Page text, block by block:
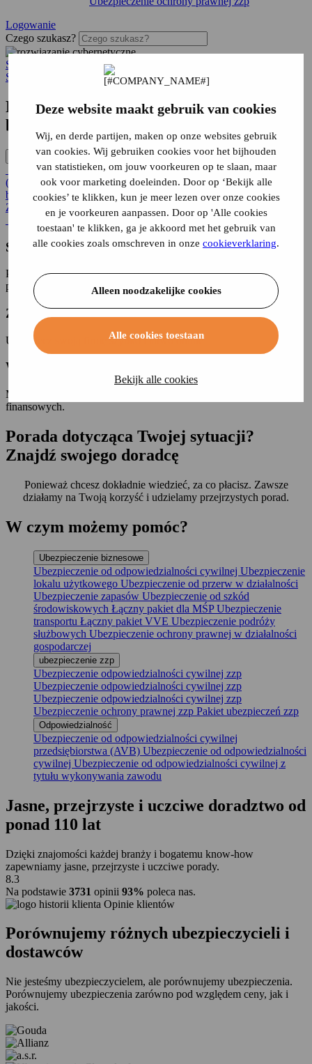
Deze website maakt gebruik van cookies
Wij, en derde partijen, maken op onze websites gebruik
van cookies. Wij gebruiken cookies voor het bijhouden
van statistieken, om jouw voorkeuren op te slaan, maar
ook voor marketing doeleinden. Door op ‘Bekijk alle
cookies’ te klikken, kun je meer lezen over onze cookies
en je voorkeuren aanpassen. Door op 'Alle cookies
toestaan' te klikken, ga je akkoord met het gebruik van
alle cookies zoals omschreven in onze cookieverklaring.
Alleen noodzakelijke cookies
Alle cookies toestaan
Bekijk alle cookies
Logowanie
Czego szukasz?
Strona główna
Strona główna
Porównaj izaoszczędźna ubezpieczeniu
biznesowym
Produkty Bezpośrednia organizacja
Ubezpieczenie od odpowiedzialności cywilnej dla przedsiębiorstw
(AVB)
Samochód służbowyubezpieczenie zzp Ubezpieczenie
biznesowe
Zobacz więcej
Chcę porady
Obsługa klientaKontakt Zgłaszanie uszkodzeń
Szeroka oferta.
Porównujemy wielu dostawców w celu uzyskania niezależnej
porady
Zorganizowane online.
Ubezpiecz swoją firmę szybko i łatwo online
Wszystko pod jednym dachem
Możemy pomóc we wszystkich stałych wydatkach i sprawach
finansowych.
Porada dotycząca Twojej sytuacji?
Znajdź swojego doradcę
Ponieważ chcesz dokładnie wiedzieć, za co płacisz. Zawsze
działamy na Twoją korzyść i udzielamy przejrzystych porad.
W czym możemy pomóc?
Ubezpieczenie biznesowe
Ubezpieczenie od odpowiedzialności cywilnej Ubezpieczenie
lokalu użytkowego Ubezpieczenie od przerw w działalności
Ubezpieczenie zapasów Ubezpieczenie od szkód
środowiskowych Łączny pakiet dla MŚPUbezpieczenie
transportu Łączny pakiet VVE Ubezpieczenie podróży
służbowych Ubezpieczenie ochrony prawnej w działalności
gospodarczej
ubezpieczenie zzp
Ubezpieczenie odpowiedzialności cywilnej zzp
Ubezpieczenie odpowiedzialności cywilnej zzp
Ubezpieczenie odpowiedzialności cywilnej zzp
Ubezpieczenie ochrony prawnej zzp Pakiet ubezpieczeń zzp
Odpowiedzialność
Ubezpieczenie od odpowiedzialności cywilnej
przedsiębiorstwa (AVB) Ubezpieczenie od odpowiedzialności
cywilnej Ubezpieczenie od odpowiedzialności cywilnej z
tytułu wykonywania zawodu
Jasne, przejrzyste i uczciwe doradztwo od
ponad 110 lat
Dzięki znajomości każdej branży i bogatemu know-how
zapewniamy jasne, przejrzyste i uczciwe porady.
8.3
Na podstawie 3731 opinii 93% poleca nas.
Opinie klientów
Porównujemy różnych ubezpieczycieli i
dostawców
Nie jesteśmy ubezpieczycielem, ale porównujemy ubezpieczenia.
Porównujemy ubezpieczenia zarówno pod względem ceny, jak i
jakości.